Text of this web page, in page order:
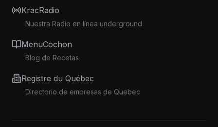
KracRadio
Nuestra Radio en línea underground
MenuCochon
Blog de Recetas
Registre du Québec
Directorio de empresas de Quebec